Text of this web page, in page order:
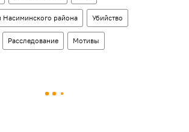
Насиминского района Убийство
Расследование Мотивы